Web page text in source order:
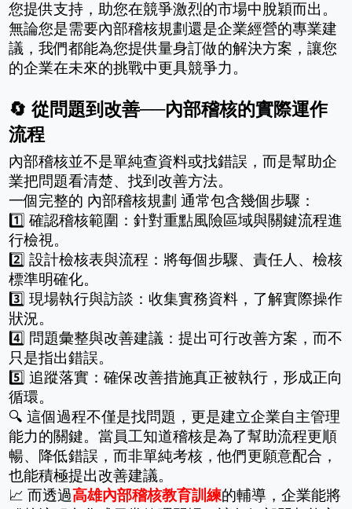
您提供支持，助您在競爭激烈的市場中脫穎而出。
無論您是需要內部稽核規劃還是企業經營的專業建
議，我們都能為您提供量身訂做的解決方案，讓您
的企業在未來的挑戰中更具競爭力。
🔄 從問題到改善──內部稽核的實際運作
流程
內部稽核並不是單純查資料或找錯誤，而是幫助企
業把問題看清楚、找到改善方法。
一個完整的 內部稽核規劃 通常包含幾個步驟：
1️⃣ 確認稽核範圍：針對重點風險區域與關鍵流程進
行檢視。
2️⃣ 設計檢核表與流程：將每個步驟、責任人、檢核
標準明確化。
3️⃣ 現場執行與訪談：收集實務資料，了解實際操作
狀況。
4️⃣ 問題彙整與改善建議：提出可行改善方案，而不
只是指出錯誤。
5️⃣ 追蹤落實：確保改善措施真正被執行，形成正向
循環。
🔍 這個過程不僅是找問題，更是建立企業自主管理
能力的關鍵。當員工知道稽核是為了幫助流程更順
暢、降低錯誤，而非單純考核，他們更願意配合，
也能積極提出改善建議。
📈 而透過高雄內部稽核教育訓練的輔導，企業能將